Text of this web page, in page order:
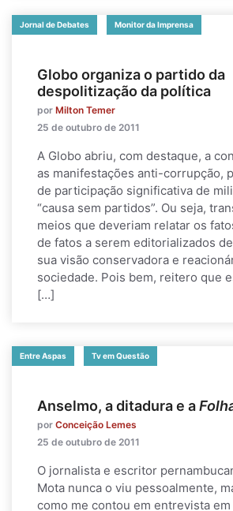
Jornal de Debates Monitor da Imprensa
Globo organiza o partido da
despolitização da política
por Milton Temer
25 de outubro de 2011
A Globo abriu, com destaque, a
as manifestações anti-corrupção,
de participação significativa de
“causa sem partidos”. Ou seja,
meios que deveriam relatar os
de fatos a serem editorializados
sua visão conservadora e
sociedade. Pois bem, reitero que
[…]
Entre Aspas Tv em Questão
Anselmo, a ditadura e a
por Conceição Lemes
25 de outubro de 2011
O jornalista e escritor
Mota nunca o viu pessoalmente,
como me contou em entrevista